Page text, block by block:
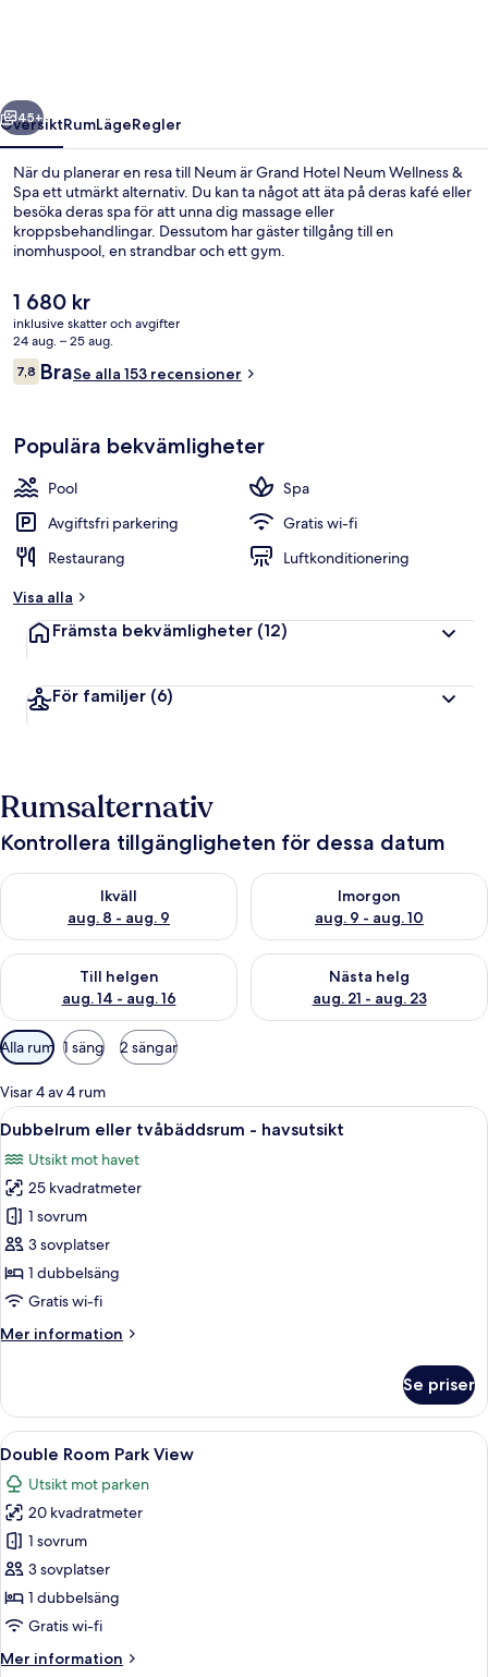
Nästa
45+
ÖversiktRumLägeRegler
När du planerar en resa till Neum är Grand Hotel Neum Wellness &
Spa ett utmärkt alternativ. Du kan ta något att äta på deras kafé eller
besöka deras spa för att unna dig massage eller
kroppsbehandlingar. Dessutom har gäster tillgång till en
inomhuspool, en strandbar och ett gym.
Det
nuvarande
priset
är
1 680 kr
1 680 kr
inklusive skatter och avgifter
24 aug. – 25 aug.
Recensioner
7,87,8 av 10,
BraSe alla 153 recensioner
Populära bekvämligheter
Pool
Spa
Avgiftsfri parkering
Gratis wi-fi
Restaurang
Luftkonditionering
Visa alla
Främsta bekvämligheter (12)
För familjer (6)
Rumsalternativ
Kontrollera tillgängligheten för dessa datum
Ikväll
aug. 8 - aug. 9
Kontrollera tillgängligheten för ikväll aug. 8 - aug. 9
Imorgon
aug. 9 - aug. 10
Kontrollera tillgängligheten
Till helgen
aug. 14 - aug. 16
Kontrollera tillgängligheten för den här helgen aug. 14 - aug.
Nästa helg
aug. 21 - aug. 23
Kontrollera tillgängligheten
Tillgängliga
filter
för
rum
Alla rum 1 säng 2 sängar
Visar 4 av 4 rum
Öppna
alla
foton
för
Dubbelrum
eller
tvåbäddsrum
-
Ett hotellrum med två sängar, ett
4
Dubbelrum eller tvåbäddsrum - havsutsikt
Utsikt mot havet
25 kvadratmeter
1 sovrum
3 sovplatser
1 dubbelsäng
Gratis wi-fi
Mer information
Mer
eller
tvåbäddsrum
-
havsutsikt
Se priser
Öppna
alla
foton
för
Double
Room
Park
View
Ett hotellrum med en stor säng,
3
Double Room Park View
Utsikt mot parken
20 kvadratmeter
1 sovrum
3 sovplatser
1 dubbelsäng
Gratis wi-fi
Mer information
Mer